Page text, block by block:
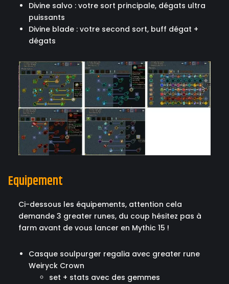
Divine salvo : votre sort principale, dégats ultra
puissants
Divine blade : votre second sort, buff dégat +
dégats
Equipement
Ci-dessous les équipements, attention cela
demande 3 greater runes, du coup hésitez pas à
farm avant de vous lancer en Mythic 15 !
Casque soulpurger regalia avec greater rune
Weiryck Crown
set + stats avec des gemmes